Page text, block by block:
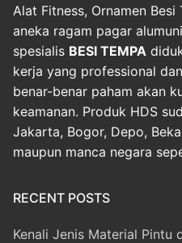
Alat Fitness, Ornamen
aneka ragam pagar
spesialis BESI TEMPA
kerja yang professional
benar-benar paham akan
keamanan. Produk HDS
Jakarta, Bogor, Depo,
maupun manca negara
RECENT POSTS
Kenali Jenis Material Pintu